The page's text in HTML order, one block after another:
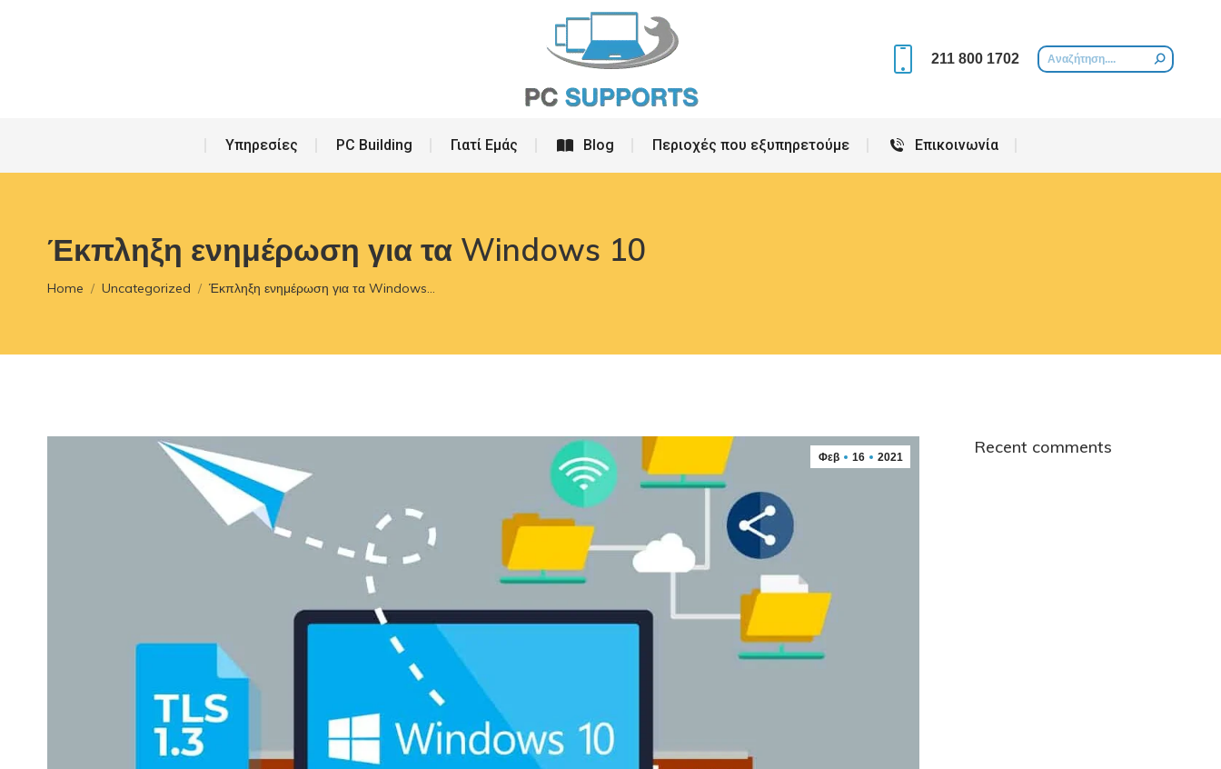
211 800 1702
Υπηρεσίες PC Building Γιατί Εμάς Blog Περιοχές που εξυπηρετούμε Επικοινωνία
Έκπληξη ενημέρωση για τα Windows 10
You are here:
Home Uncategorized Έκπληξη ενημέρωση για τα Windows…
Φεβ 16 2021 Recent comments
PC Building Γιατί Εμάς Περιοχές που εξυπηρετούμε Επικοινωνία